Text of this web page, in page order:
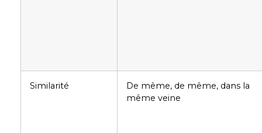
Similarité
De même, de même, dans la
même veine